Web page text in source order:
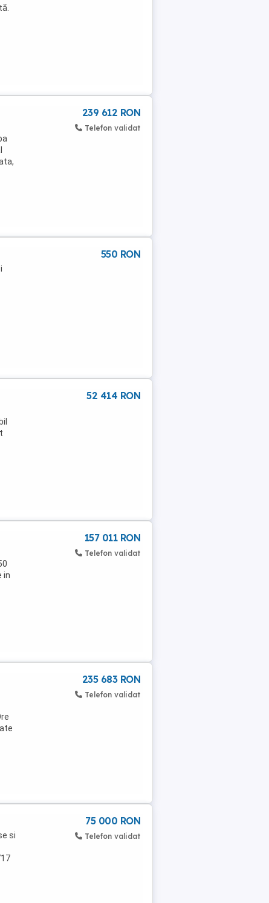
239 612 RON
Telefon validat
550 RON
52 414 RON
in
157 011 RON
Telefon validat
235 683 RON
Telefon validat
si
75 000 RON
Telefon validat